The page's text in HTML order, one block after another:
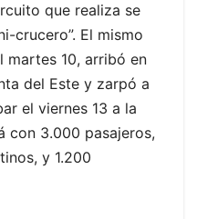
que realiza se
crucero”. El mismo
martes 10, arribó en
del Este y zarpó a
el viernes 13 a la
con 3.000 pasajeros,
y 1.200